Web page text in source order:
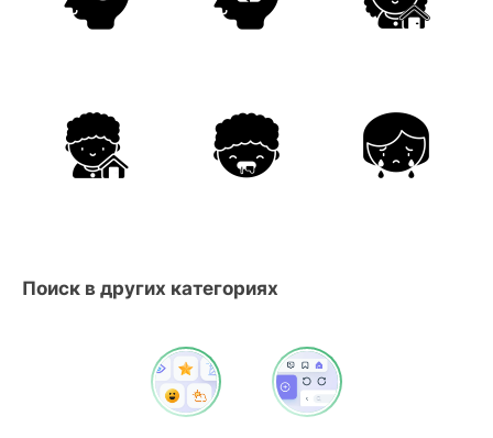
Поиск в других категориях